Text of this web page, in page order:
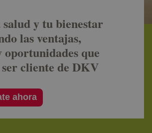
y tu bienestar
las ventajas,
oportunidades que
cliente de DKV
ahora